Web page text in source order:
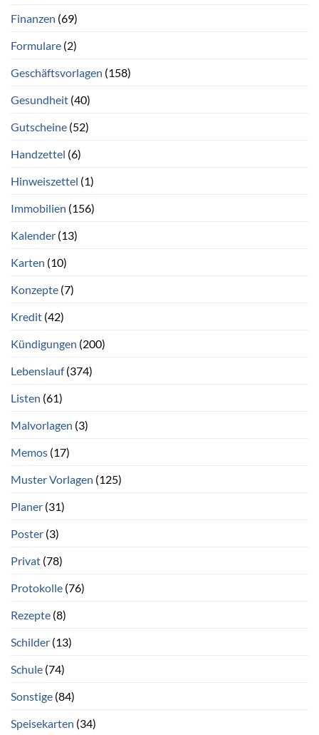
Finanzen (69)
Formulare (2)
Geschäftsvorlagen (158)
Gesundheit (40)
Gutscheine (52)
Handzettel (6)
Hinweiszettel (1)
Immobilien (156)
Kalender (13)
Karten (10)
Konzepte (7)
Kredit (42)
Kündigungen (200)
Lebenslauf(374)
Listen (61)
Malvorlagen (3)
Memos (17)
Muster Vorlagen (125)
Planer (31)
Poster (3)
Privat (78)
Protokolle (76)
Rezepte (8)
Schilder (13)
Schule (74)
Sonstige (84)
Speisekarten (34)